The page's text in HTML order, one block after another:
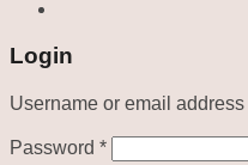
Login
Username or email address
Password *Required